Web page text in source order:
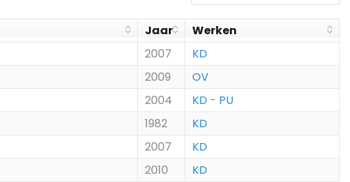
Jaar
Werken
2007
KD
2009
OV
2004 KD - PU
1982
KD
2007
KD
2010
KD